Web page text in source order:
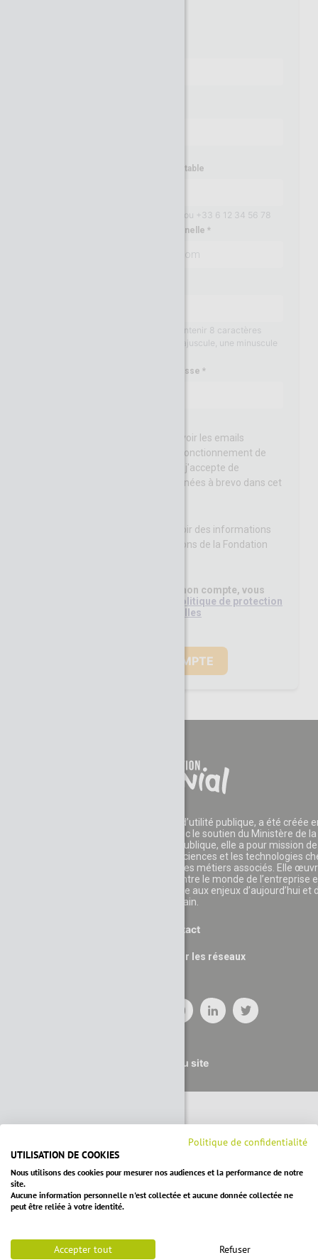
Numéro de téléphone portable
Exemples: 06 12 34 56 78 ou +33 6 12 34 56 78
Adresse email professionnelle
Votre mot de passe doit contenir 8 caractères
minimum, au moins une majuscule, une minuscule
Confirmation du mot de passe
J’acccepte de recevoir les emails
permettant le bon fonctionnement de
CGenial-Connect et j'accepte de
transferer mes données à brevo dans cet
J'accepte de recevoir des informations
concernant les actions de la Fondation
En cliquant sur Créer mon compte, vous
Politique de protection
des données personnelles
La Fondation CGénial, reconnue d’utilité publique, a été créée
2006 par des entreprises et avec le soutien du Ministère de la
Recherche. Reconnue d’utilité publique, elle a pour mission de
développer l'appétence pour les sciences et les technologies
les jeunes et leur faire découvrir les métiers associés. Elle
également au rapprochement entre le monde de l’entreprise
celui de l’éducation pour faire face aux enjeux d’aujourd’hui et
demain.
Contact
Suivez nous sur les réseaux
Plan du site
Politique de confidentialité
UTILISATION DE COOKIES
Nous utilisons des cookies pour mesurer nos audiences et la performance de notre
site.
Aucune information personnelle n'est collectée et aucune donnée collectée ne
peut être reliée à votre identité.
Accepter tout Refuser